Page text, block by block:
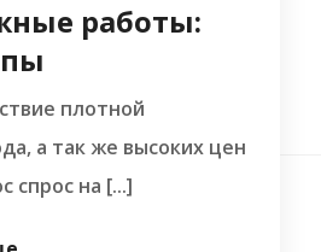
работы:
плотной
а так же высоких цен
спрос на [...]